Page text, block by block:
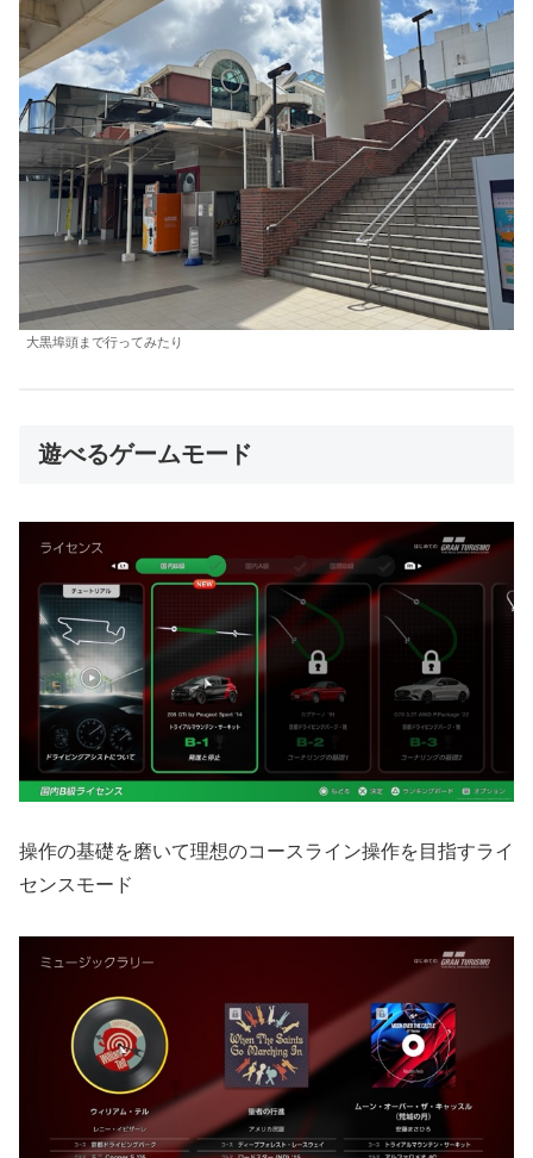
大黒埠頭まで行ってみたり
遊べるゲームモード
操作の基礎を磨いて理想のコースライン操作を目指すライ
センスモード